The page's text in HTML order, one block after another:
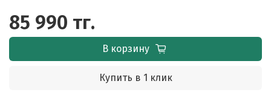
85 990 тг.
В корзину
Купить в 1 клик